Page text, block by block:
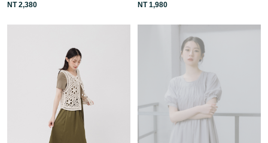
NT 2,380
NT 1,980